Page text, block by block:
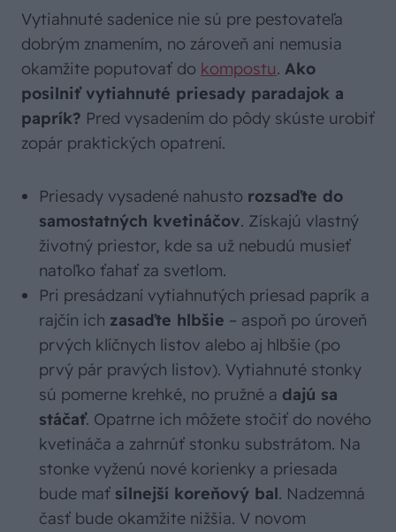
Vytiahnuté sadenice nie sú pre pestovateľa
dobrým znamením, no zároveň ani nemusia
okamžite poputovať do kompostu. Ako
posilniť vytiahnuté priesady paradajok a
paprík? Pred vysadením do pôdy skúste urobiť
zopár praktických opatrení.
Priesady vysadené nahusto rozsaďte do
samostatných kvetináčov. Získajú vlastný
životný priestor, kde sa už nebudú musieť
natoľko ťahať za svetlom.
Pri presádzaní vytiahnutých priesad paprík a
rajčín ich zasaďte hlbšie – aspoň po úroveň
prvých klíčnych listov alebo aj hlbšie (po
prvý pár pravých listov). Vytiahnuté stonky
sú pomerne krehké, no pružné a dajú sa
stáčať. Opatrne ich môžete stočiť do nového
kvetináča a zahrnúť stonku substrátom. Na
stonke vyženú nové korienky a priesada
bude mať silnejší koreňový bal. Nadzemná
časť bude okamžite nižšia. V novom